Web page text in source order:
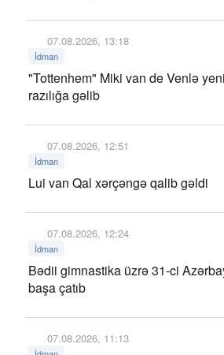
07.08.2026, 13:18
İdman
"Tottenhem" Miki van de Venlə
razılığa gəlib
07.08.2026, 12:51
İdman
Lui van Qal xərçəngə qalib gəldi
07.08.2026, 12:24
İdman
Bədii gimnastika üzrə 31-ci
başa çatıb
07.08.2026, 11:13